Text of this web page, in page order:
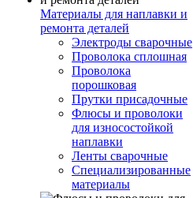
Материалы для наплавки и
ремонта деталей
Электроды сварочные
Проволока сплошная
Проволока
порошковая
Прутки присадочные
Флюсы и проволоки
для износостойкой
наплавки
Ленты сварочные
Специализированные
материалы